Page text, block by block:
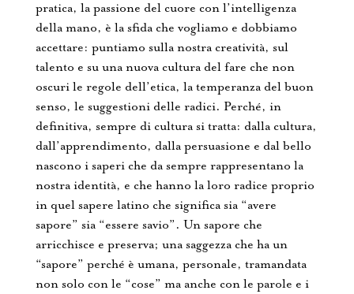
pratica, la passione del cuore con l’intelligenza
della mano, è la sfida che vogliamo e dobbiamo
accettare: puntiamo sulla nostra creatività, sul
talento e su una nuova cultura del fare che non
oscuri le regole dell’etica, la temperanza del buon
senso, le suggestioni delle radici. Perché, in
definitiva, sempre di cultura si tratta: dalla cultura,
dall’apprendimento, dalla persuasione e dal bello
nascono i saperi che da sempre rappresentano la
nostra identità, e che hanno la loro radice proprio
in quel sapere latino che significa sia “avere
sapore” sia “essere savio”. Un sapore che
arricchisce e preserva; una saggezza che ha un
“sapore” perché è umana, personale, tramandata
non solo con le “cose” ma anche con le parole e i